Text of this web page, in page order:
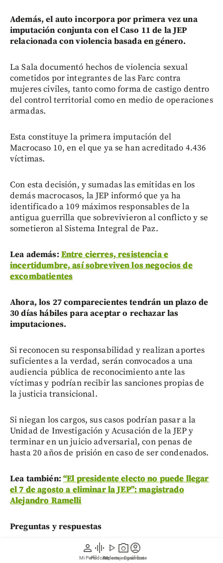
person
Mi Perfil
graphic_eq
Pódcast
play_arrow
Videos
photo_camera
Reportajes gráficos
account_circle
Suscríbete
Además, el auto incorpora por primera vez una
imputación conjunta con el Caso 11 de la JEP
relacionada con violencia basada en género.
La Sala documentó hechos de violencia sexual
cometidos por integrantes de las Farc contra
mujeres civiles, tanto como forma de castigo dentro
del control territorial como en medio de operaciones
armadas.
Esta constituye la primera imputación del
Macrocaso 10, en el que ya se han acreditado 4.436
víctimas.
Con esta decisión, y sumadas las emitidas en los
demás macrocasos, la JEP informó que ya ha
identificado a 109 máximos responsables de la
antigua guerrilla que sobrevivieron al conflicto y se
sometieron al Sistema Integral de Paz.
Lea además: Entre cierres, resistencia e
incertidumbre, así sobreviven los negocios de
excombatientes
Ahora, los 27 comparecientes tendrán un plazo de
30 días hábiles para aceptar o rechazar las
imputaciones.
Si reconocen su responsabilidad y realizan aportes
suficientes a la verdad, serán convocados a una
audiencia pública de reconocimiento ante las
víctimas y podrían recibir las sanciones propias de
la justicia transicional.
Si niegan los cargos, sus casos podrían pasar a la
Unidad de Investigación y Acusación de la JEP y
terminar en un juicio adversarial, con penas de
hasta 20 años de prisión en caso de ser condenados.
Lea también: “El presidente electo no puede llegar
el 7 de agosto a eliminar la JEP”: magistrado
Alejandro Ramelli
Preguntas y respuestas
¿Qué decidió la JEP sobre el caso de